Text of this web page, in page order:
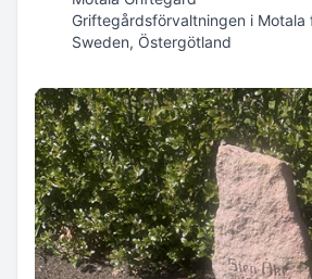
Griftegårdsförvaltningen i Motala
Sweden, Östergötland